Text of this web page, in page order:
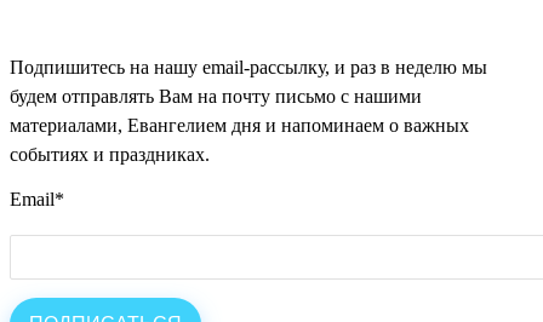
Подпишитесь на нашу email-рассылку, и раз в неделю мы
будем отправлять Вам на почту письмо с нашими
материалами, Евангелием дня и напоминаем о важных
событиях и праздниках.
Email*